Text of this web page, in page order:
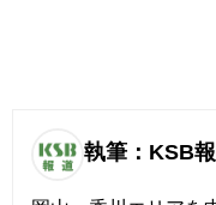
執筆：KSB